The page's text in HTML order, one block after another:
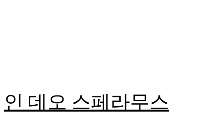
인 데오 스페라무스